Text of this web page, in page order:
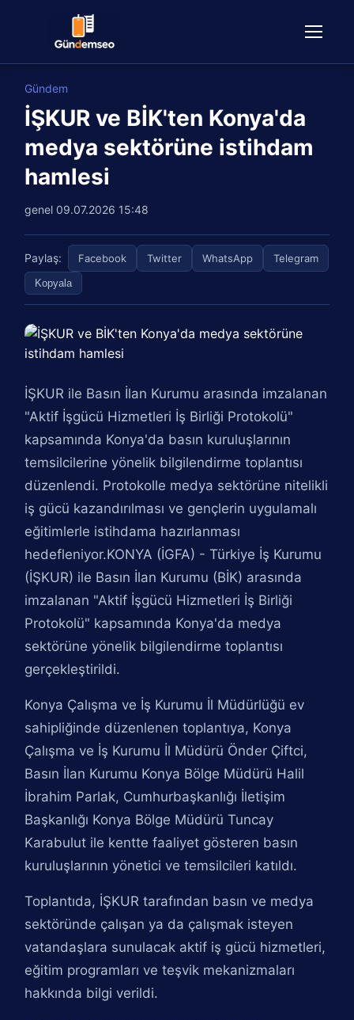
Gündem
İŞKUR ve BİK'ten Konya'da
medya sektörüne istihdam
hamlesi
genel 09.07.2026 15:48
Paylaş: Facebook Twitter WhatsApp Telegram
Kopyala
İŞKUR ile Basın İlan Kurumu arasında imzalanan
"Aktif İşgücü Hizmetleri İş Birliği Protokolü"
kapsamında Konya'da basın kuruluşlarının
temsilcilerine yönelik bilgilendirme toplantısı
düzenlendi. Protokolle medya sektörüne nitelikli
iş gücü kazandırılması ve gençlerin uygulamalı
eğitimlerle istihdama hazırlanması
hedefleniyor.KONYA (İGFA) - Türkiye İş Kurumu
(İŞKUR) ile Basın İlan Kurumu (BİK) arasında
imzalanan "Aktif İşgücü Hizmetleri İş Birliği
Protokolü" kapsamında Konya'da medya
sektörüne yönelik bilgilendirme toplantısı
gerçekleştirildi.
Konya Çalışma ve İş Kurumu İl Müdürlüğü ev
sahipliğinde düzenlenen toplantıya, Konya
Çalışma ve İş Kurumu İl Müdürü Önder Çiftci,
Basın İlan Kurumu Konya Bölge Müdürü Halil
İbrahim Parlak, Cumhurbaşkanlığı İletişim
Başkanlığı Konya Bölge Müdürü Tuncay
Karabulut ile kentte faaliyet gösteren basın
kuruluşlarının yönetici ve temsilcileri katıldı.
Toplantıda, İŞKUR tarafından basın ve medya
sektöründe çalışan ya da çalışmak isteyen
vatandaşlara sunulacak aktif iş gücü hizmetleri,
eğitim programları ve teşvik mekanizmaları
hakkında bilgi verildi.